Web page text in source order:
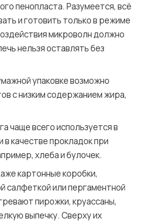
пенопласта. Разумеется, всё
и готовить только в режиме
микроволн должно
нельзя оставлять без
упаковке возможно
с низким содержанием жира,
чаще всего используется в
в качестве прокладок при
хлеба и булочек.
картонные коробки,
салфеткой или пергаментной
пирожки, круассаны,
выпечку. Сверху их